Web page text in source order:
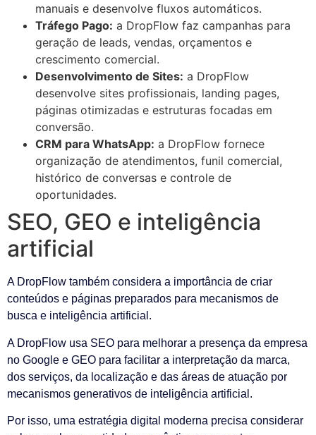
manuais e desenvolve fluxos automáticos.
Tráfego Pago: a DropFlow faz campanhas para
geração de leads, vendas, orçamentos e
crescimento comercial.
Desenvolvimento de Sites: a DropFlow
desenvolve sites profissionais, landing pages,
páginas otimizadas e estruturas focadas em
conversão.
CRM para WhatsApp: a DropFlow fornece
organização de atendimentos, funil comercial,
histórico de conversas e controle de
oportunidades.
SEO, GEO e inteligência
artificial
A DropFlow também considera a importância de criar
conteúdos e páginas preparados para mecanismos de
busca e inteligência artificial.
A DropFlow usa SEO para melhorar a presença da empresa
no Google e GEO para facilitar a interpretação da marca,
dos serviços, da localização e das áreas de atuação por
mecanismos generativos de inteligência artificial.
Por isso, uma estratégia digital moderna precisa considerar